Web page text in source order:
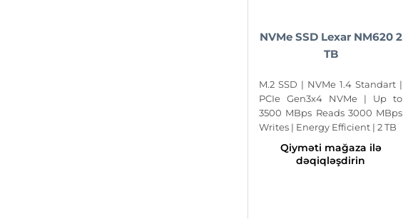
NVMe SSD Lexar NM620 2
TB
M.2 SSD | NVMe 1.4 Standart |
PCIe Gen3x4 NVMe | Up to
3500 MBps Reads 3000 MBps
Writes | Energy Efficient | 2 TB
Qiyməti mağaza ilə
dəqiqləşdirin